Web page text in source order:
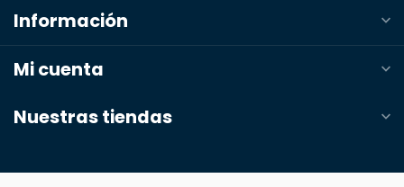
Información
Mi cuenta
Nuestras tiendas